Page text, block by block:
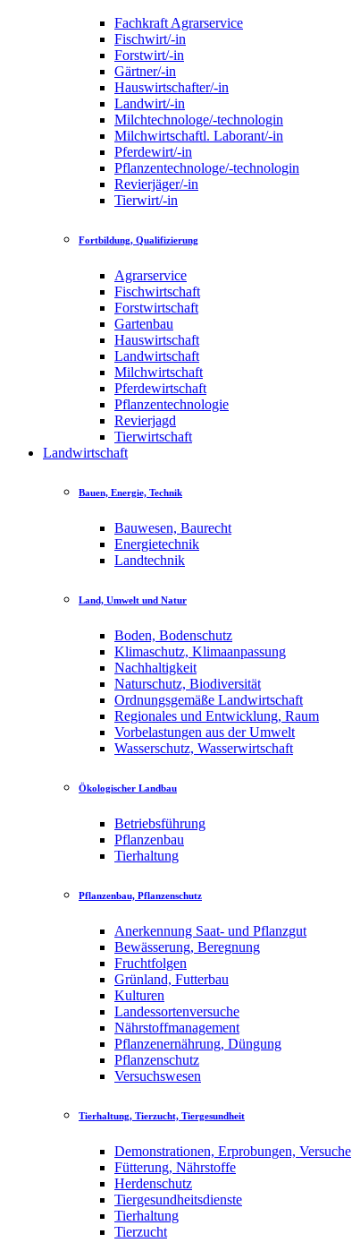
Fachkraft Agrarservice
Fischwirt/-in
Forstwirt/-in
Gärtner/-in
Hauswirtschafter/-in
Landwirt/-in
Milchtechnologe/-technologin
Milchwirtschaftl. Laborant/-in
Pferdewirt/-in
Pflanzentechnologe/-technologin
Revierjäger/-in
Tierwirt/-in
Fortbildung, Qualifizierung
Agrarservice
Fischwirtschaft
Forstwirtschaft
Gartenbau
Hauswirtschaft
Landwirtschaft
Milchwirtschaft
Pferdewirtschaft
Pflanzentechnologie
Revierjagd
Tierwirtschaft
Landwirtschaft
Bauen, Energie, Technik
Bauwesen, Baurecht
Energietechnik
Landtechnik
Land, Umwelt und Natur
Boden, Bodenschutz
Klimaschutz, Klimaanpassung
Nachhaltigkeit
Naturschutz, Biodiversität
Ordnungsgemäße Landwirtschaft
Regionales und Entwicklung, Raum
Vorbelastungen aus der Umwelt
Wasserschutz, Wasserwirtschaft
Ökologischer Landbau
Betriebsführung
Pflanzenbau
Tierhaltung
Pflanzenbau, Pflanzenschutz
Anerkennung Saat- und Pflanzgut
Bewässerung, Beregnung
Fruchtfolgen
Grünland, Futterbau
Kulturen
Landessortenversuche
Nährstoffmanagement
Pflanzenernährung, Düngung
Pflanzenschutz
Versuchswesen
Tierhaltung, Tierzucht, Tiergesundheit
Demonstrationen, Erprobungen, Versuche
Fütterung, Nährstoffe
Herdenschutz
Tiergesundheitsdienste
Tierhaltung
Tierzucht